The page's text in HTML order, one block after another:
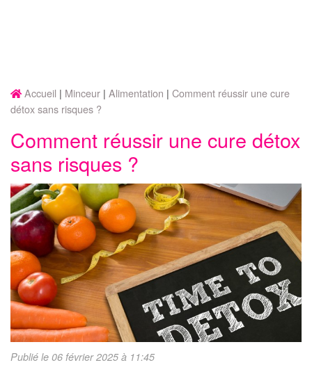
Accueil Minceur Alimentation
Comment réussir une cure
détox sans risques ?
Comment réussir une cure détox
sans risques ?
Publié le 06 février 2025 à 11:45